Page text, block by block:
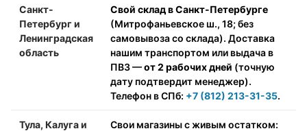
Санкт-
Петербург и
Ленинградская
область
Свой склад в Санкт-Петербурге
(Митрофаньевское ш., 18; без
самовывоза со склада). Доставка
нашим транспортом или выдача в
ПВЗ —от 2 рабочих дней (точную
дату подтвердит менеджер).
Телефон в СПб: +7 (812) 213-31-35.
Тула, Калуга и
Свои магазины с живым остатком: